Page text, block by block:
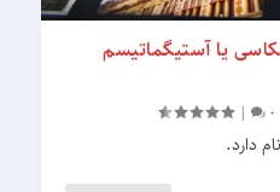
یا آستیگماتیسم
0
|
دارد.